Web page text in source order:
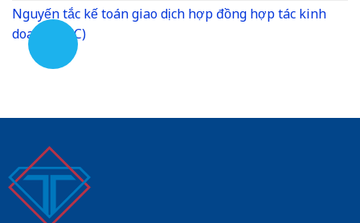
Nguyến tắc kế toán giao dịch hợp đồng hợp tác kinh
doanh (BCC)